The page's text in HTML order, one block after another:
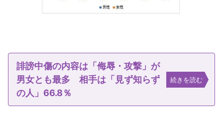
誹謗中傷の内容は「侮辱・攻撃」が
男女とも最多 相手は「見ず知らず
の人」66.8％
続きを読む